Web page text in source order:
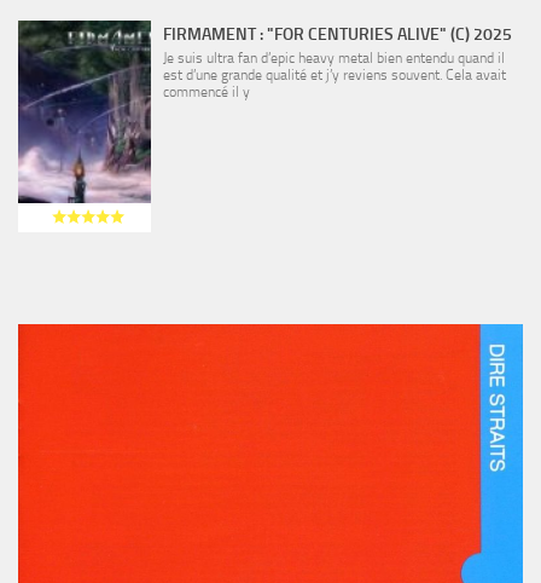
FIRMAMENT : "FOR CENTURIES ALIVE" (C) 2025
Je suis ultra fan d’epic heavy metal bien entendu quand il
est d’une grande qualité et j’y reviens souvent. Cela avait
commencé il y